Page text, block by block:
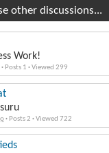
other discussions...
Work!
· Posts 1 ·Viewed 299
· Posts 2 ·Viewed 722